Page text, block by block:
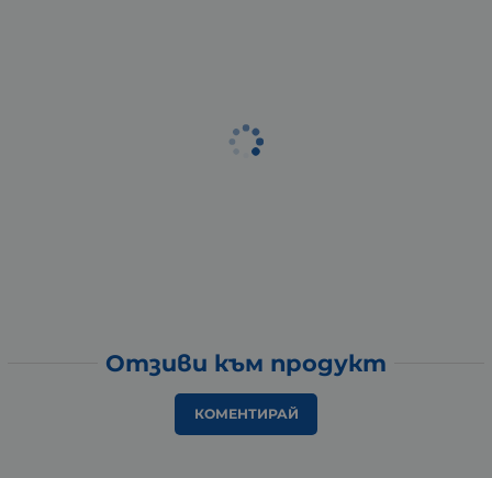
Отзиви към продукт
КОМЕНТИРАЙ